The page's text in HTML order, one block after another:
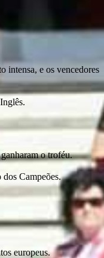
intensa, e os vencedores
o troféu.
Campeões.
europeus.